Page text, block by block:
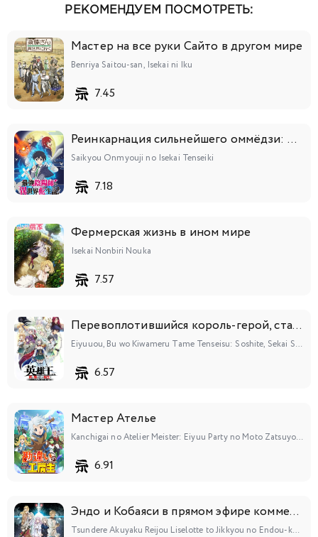
РЕКОМЕНДУЕМ ПОСМОТРЕТЬ:
Мастер на все руки Сайто в другом мире
Benriya Saitou-san, Isekai ni Iku
7.45
Реинкарнация сильнейшего оммёдзи: Эти монстры слишком слабы по сравнению с моим ёкаем
Saikyou Onmyouji no Isekai Tenseiki
7.18
Фермерская жизнь в ином мире
Isekai Nonbiri Nouka
7.57
Перевоплотившийся король-герой, ставший самой сильной ученицей рыцаря
Eiyuuou, Bu wo Kiwameru Tame Tenseisu: Soshite, Sekai Saikyou no Minarai Kishi♀
6.57
Мастер Ателье
Kanchigai no Atelier Meister: Eiyuu Party no Moto Zatsuyougakari ga, Jitsu wa Sentou Igai ga SSS Rank Datta to Iu Yoku Aru Hanashi
6.91
Эндо и Кобаяси в прямом эфире комментируют злодейку
Tsundere Akuyaku Reijou Liselotte to Jikkyou no Endou-kun to Kaisetsu no Kobayashi-san